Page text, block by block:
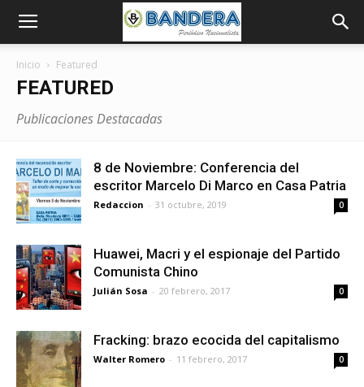
Inicio Featured
FEATURED
Publicaciones Destacadas
8 de Noviembre: Conferencia del
escritor Marcelo Di Marco en Casa Patria
Redaccion - 31 octubre, 2019 0
Huawei, Macri y el espionaje del Partido
Comunista Chino
Julián Sosa - 20 febrero, 2017 0
Fracking: brazo ecocida del capitalismo
Walter Romero - 11 febrero, 2017 0